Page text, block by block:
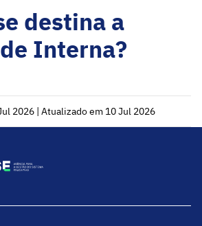
destina a
Interna?
2026 | Atualizado em 10 Jul 2026